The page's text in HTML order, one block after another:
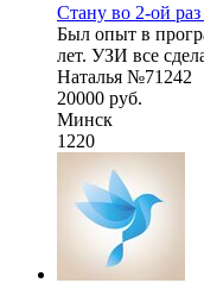
Стану во 2-ой
Был опыт в
лет. УЗИ все
Наталья №71242
20000 руб.
Минск
1220